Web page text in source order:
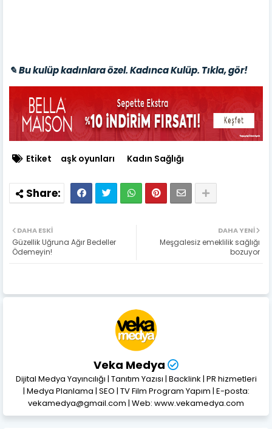
✎ Bu kulüp kadınlara özel. Kadınca Kulüp. Tıkla, gör!
Etiket aşk oyunları Kadın Sağlığı
DAHA YENI
Meşgalesiz emeklilik sağlığı
bozuyor
DAHA ESKI
Güzellik Uğruna Ağır Bedeller
Ödemeyin!
Veka Medya
Dijital Medya Yayıncılığı | Tanıtım Yazısı | Backlink | PR hizmetleri
| Medya Planlama | SEO | TV Film Program Yapım | E-posta:
vekamedya@gmail.com | Web: www.vekamedya.com